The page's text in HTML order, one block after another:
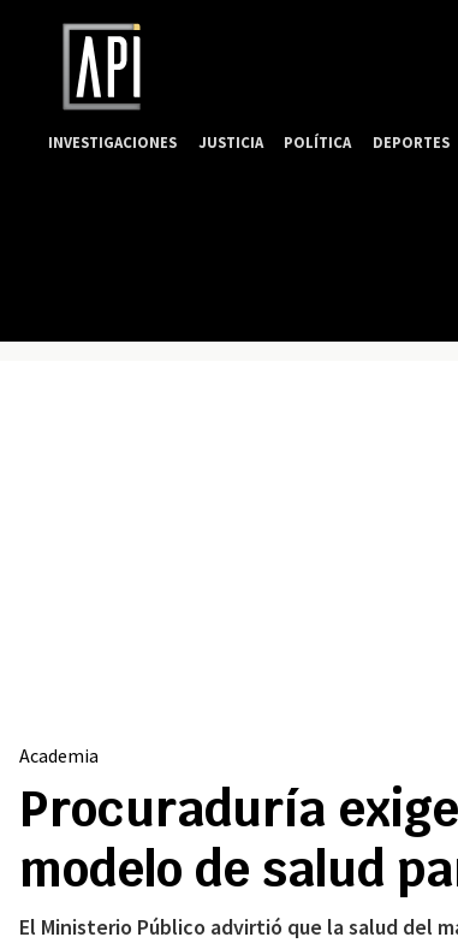
Academia
Procuraduría
modelo de salud
El Ministerio Público advirtió que la salud del
INVESTIGACIONES JUSTICIA POLÍTICA DEPORTES